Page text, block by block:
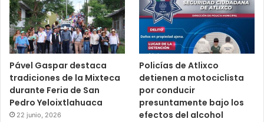
Pável Gaspar destaca
tradiciones de la Mixteca
durante Feria de San
Pedro Yeloixtlahuaca
22 junio, 2026
Policías de Atlixco
detienen a motociclista
por conducir
presuntamente bajo los
efectos del alcohol